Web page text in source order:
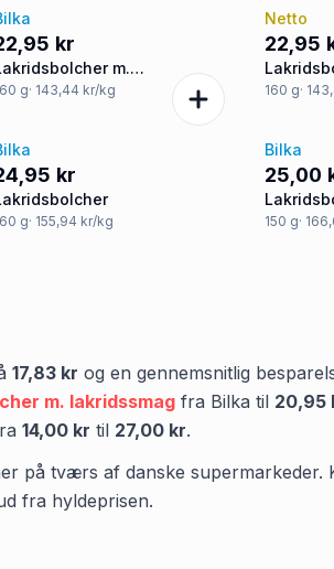
kr
m.
g· 143,44 kr/kg
Netto
22,95
160 g·
kr
g· 155,94 kr/kg
Bilka
25,00
150 g·
17,83 kr og en gennemsnitlig
m. lakridssmag fra Bilka til 20,95
14,00 kr til 27,00 kr.
på tværs af danske
fra hyldeprisen.